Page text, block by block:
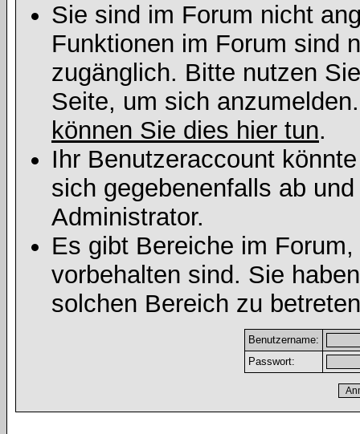
Sie sind im Forum nicht
Funktionen im Forum sind
zugänglich. Bitte nutzen
Seite, um sich
können Sie dies hier tun.
Ihr Benutzeraccount
sich gegebenenfalls ab
Administrator.
Es gibt Bereiche im
vorbehalten sind. Sie
solchen Bereich zu
Benutzername:
Passwort: